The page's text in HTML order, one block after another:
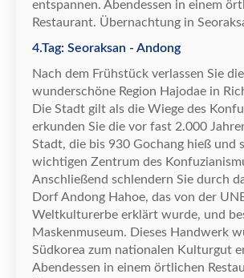
entspannen. Abendessen in einem ö
Restaurant. Übernachtung in
4.Tag: Seoraksan - Andong
Nach dem Frühstück verlassen Sie die
wunderschöne Region Hajodae in
Die Stadt gilt als die Wiege des
erkunden Sie die vor fast 2.000
Stadt, die bis 930 Gochang hieß und
wichtigen Zentrum des
Anschließend schlendern Sie durch
Dorf Andong Hahoe, das von der
Weltkulturerbe erkl ärt wurde, und
Maskenmuseum. Dieses Handwerk
Südkorea zum nationalen Kulturgut
Abendessen in einem örtlichen